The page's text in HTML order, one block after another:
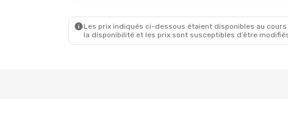
Les prix indiqués ci-dessous étaient disponibles au
la disponibilité et les prix sont susceptibles d’être